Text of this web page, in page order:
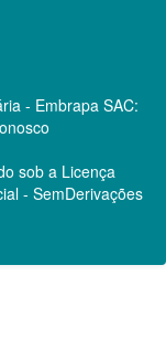
- Embrapa SAC:
sob a Licença
- SemDerivações